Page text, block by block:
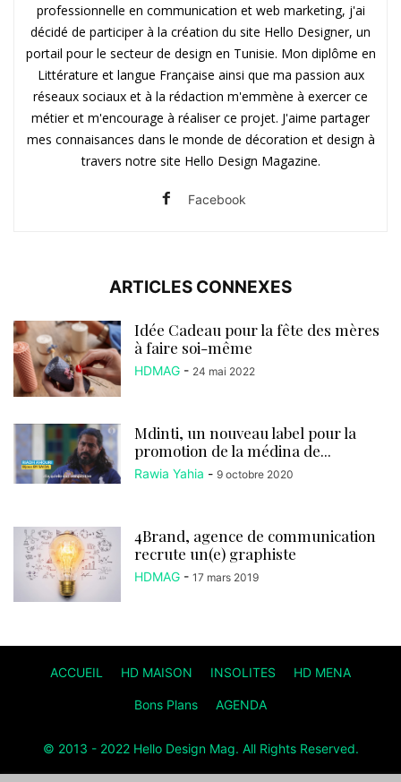
professionnelle en communication et web marketing, j'ai
décidé de participer à la création du site Hello Designer, un
portail pour le secteur de design en Tunisie. Mon diplôme en
Littérature et langue Française ainsi que ma passion aux
réseaux sociaux et à la rédaction m'emmène à exercer ce
métier et m'encourage à réaliser ce projet. J'aime partager
mes connaisances dans le monde de décoration et design à
travers notre site Hello Design Magazine.
Facebook
ARTICLES CONNEXES
Idée Cadeau pour la fête des mères
à faire soi-même
HDMAG - 24 mai 2022
Mdinti, un nouveau label pour la
promotion de la médina de...
Rawia Yahia - 9 octobre 2020
4Brand, agence de communication
recrute un(e) graphiste
HDMAG - 17 mars 2019
ACCUEIL HD MAISON INSOLITES HD MENA
Bons Plans AGENDA
© 2013 - 2022 Hello Design Mag. All Rights Reserved.